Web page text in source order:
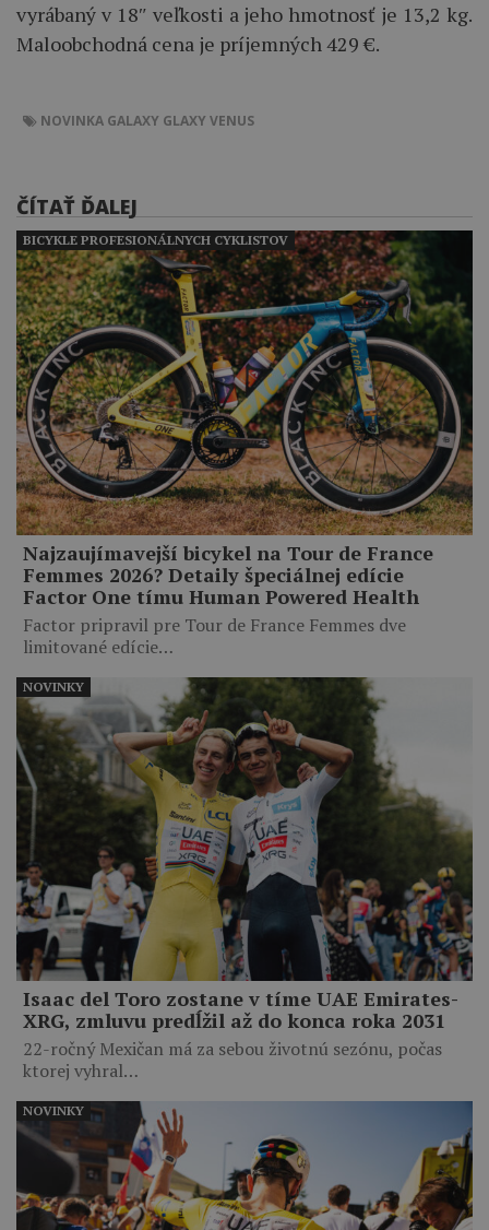
vyrábaný v 18″ veľkosti a jeho hmotnosť je 13,2 kg.
Maloobchodná cena je príjemných 429 €.
NOVINKA GALAXY GLAXY VENUS
ČÍTAŤ ĎALEJ
Najzaujímavejší bicykel na Tour de France
Femmes 2026? Detaily špeciálnej edície
Factor One tímu Human Powered Health
Factor pripravil pre Tour de France Femmes dve
limitované edície…
BICYKLE PROFESIONÁLNYCH CYKLISTOV
Isaac del Toro zostane v tíme UAE Emirates-
XRG, zmluvu predĺžil až do konca roka 2031
22-ročný Mexičan má za sebou životnú sezónu, počas
ktorej vyhral…
NOVINKY
NOVINKY